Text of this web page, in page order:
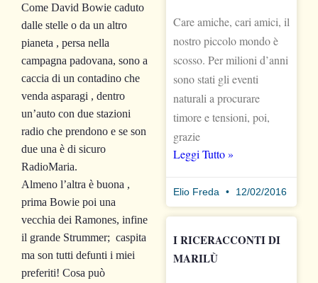
Come David Bowie caduto
dalle stelle o da un altro
pianeta , persa nella
campagna padovana, sono a
caccia di un contadino che
venda asparagi , dentro
un’auto con due stazioni
radio che prendono e se son
due una è di sicuro
RadioMaria.
Almeno l’altra è buona ,
prima Bowie poi una
vecchia dei Ramones, infine
il grande Strummer; caspita
ma son tutti defunti i miei
preferiti! Cosa può
Care amiche, cari amici, il
nostro piccolo mondo è
scosso. Per milioni d’anni
sono stati gli eventi
naturali a procurare
timore e tensioni, poi,
grazie
Leggi Tutto »
Elio Freda 12/02/2016
I RICERACCONTI DI
MARILÙ